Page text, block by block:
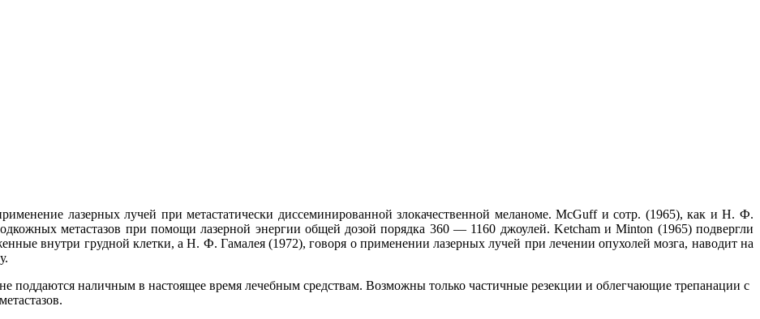
лазерных лучей при метастатически диссеминированной злокачественной меланоме. McGuff и сотр. (1965), как и Н. Ф.
метастазов при помощи лазерной энергии общей дозой порядка 360 — 1160 джоулей. Ketcham и Minton (1965) подвергли
внутри грудной клетки, а Н. Ф. Гамалея (1972), говоря о применении лазерных лучей при лечении опухолей мозга, наводит на
поддаются наличным в настоящее время лечебным средствам. Возможны только частичные резекции и облегчающие трепанации с